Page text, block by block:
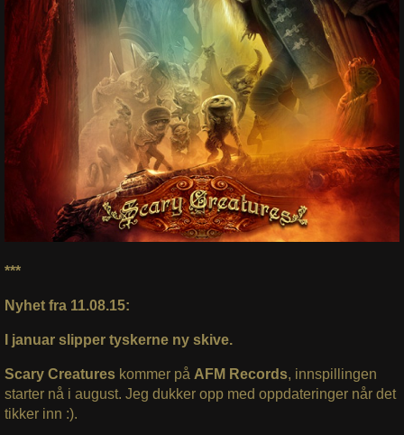
***
Nyhet fra 11.08.15:
I januar slipper tyskerne ny skive.
Scary Creatures kommer på AFM Records, innspillingen
starter nå i august. Jeg dukker opp med oppdateringer når det
tikker inn :).